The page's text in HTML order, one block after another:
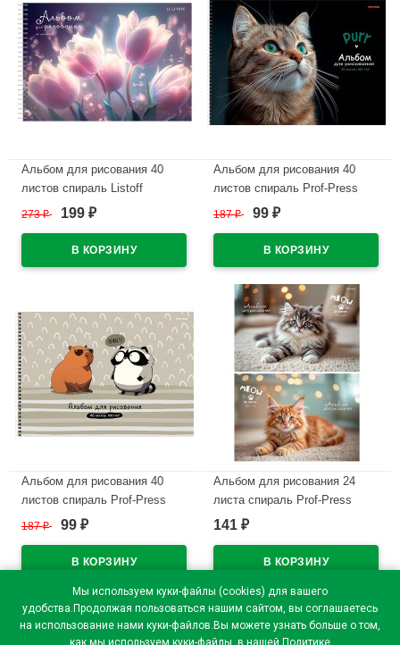
Мы используем куки-файлы (cookies) для вашего
удобства.Продолжая пользоваться нашим сайтом, вы соглашаетесь
на использование нами куки-файлов.Вы можете узнать больше о том,
как мы используем куки-файлы, в нашей Политике
Альбом для рисования 40
листов спираль Listoff
Фантастические цветы печать
серебро твин-лак.
арт.АСГ2Л402631
273₽ 199 ₽
Альбом для рисования 40
листов спираль Prof-Press
Зеленоглазый котик кот
выборочный лак арт.А40-8350
187₽ 99 ₽
Альбом для рисования 40
листов спираль Prof-Press
Капибара и енот матовая
арт.А40-8351
В наличии
187₽ 99 ₽
Альбом для рисования 24
листа спираль Prof-Press
Милые котики матовая
ассорти арт.24-8562
В наличии
141 ₽